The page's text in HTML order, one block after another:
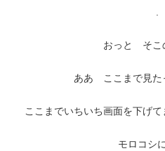
.
おっと そこ
ああ ここまで見た
ここまでいちいち画面を下げ
モロコシ